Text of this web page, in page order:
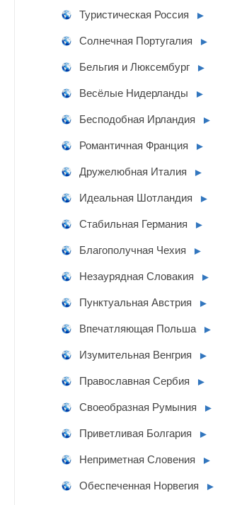
Туристическая Россия ►
Солнечная Португалия ►
Бельгия и Люксембург ►
Весёлые Нидерланды ►
Бесподобная Ирландия ►
Романтичная Франция ►
Дружелюбная Италия ►
Идеальная Шотландия ►
Стабильная Германия ►
Благополучная Чехия ►
Незаурядная Словакия ►
Пунктуальная Австрия ►
Впечатляющая Польша ►
Изумительная Венгрия ►
Православная Сербия ►
Своеобразная Румыния ►
Приветливая Болгария ►
Неприметная Словения ►
Обеспеченная Норвегия ►